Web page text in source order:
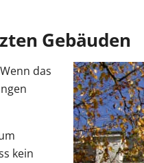
Gebäuden
das
kein